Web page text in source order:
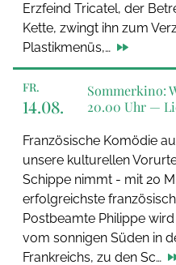
Erzfeind Tricatel, der
Kette, zwingt ihn zum
Plastikmenüs,…
FR.
14.08.
Sommerkino:
20.00 Uhr —
Französische Komödie
unsere kulturellen
Schippe nimmt - mit 20
erfolgreichste
Postbeamte Philippe
vom sonnigen Süden in
Frankreichs, zu den Sc…